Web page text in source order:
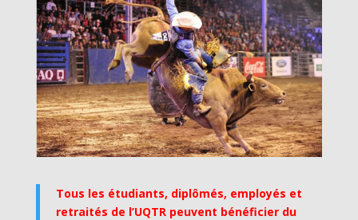
Tous les étudiants, diplômés, employés et
retraités de l’UQTR peuvent bénéficier du